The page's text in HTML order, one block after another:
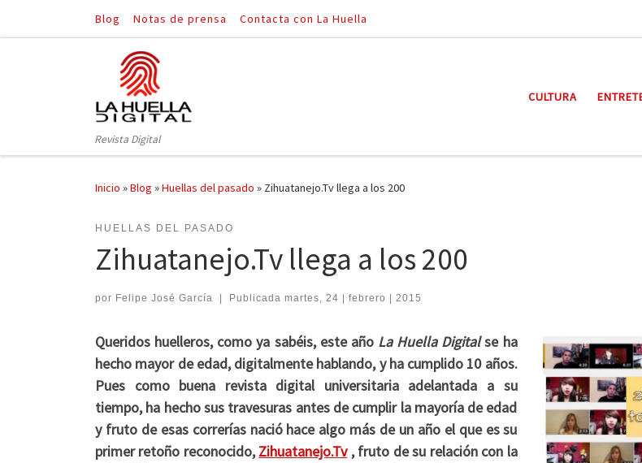
Saltar al contenido
Blog Notas de prensa Contacta con La Huella
Revista Digital
CULTURA
Inicio »Blog »Huellas del pasado » Zihuatanejo.Tv llega a los 200
HUELLAS DEL PASADO
Zihuatanejo.Tv llega a los 200
por Felipe José García Publicada martes, 24 | febrero | 2015
Queridos huelleros, como ya sabéis, este año La Huella Digitalse ha
hecho mayor de edad, digitalmente hablando, y ha cumplido 10 años.
Pues como buena revista digital universitaria adelantada a su
tiempo, ha hecho sus travesuras antes de cumplir la mayoría de edad
y fruto de esas correrías nació hace algo más de un año el que es su
primer retoño reconocido,Zihuatanejo.Tv, fruto de su relación con la